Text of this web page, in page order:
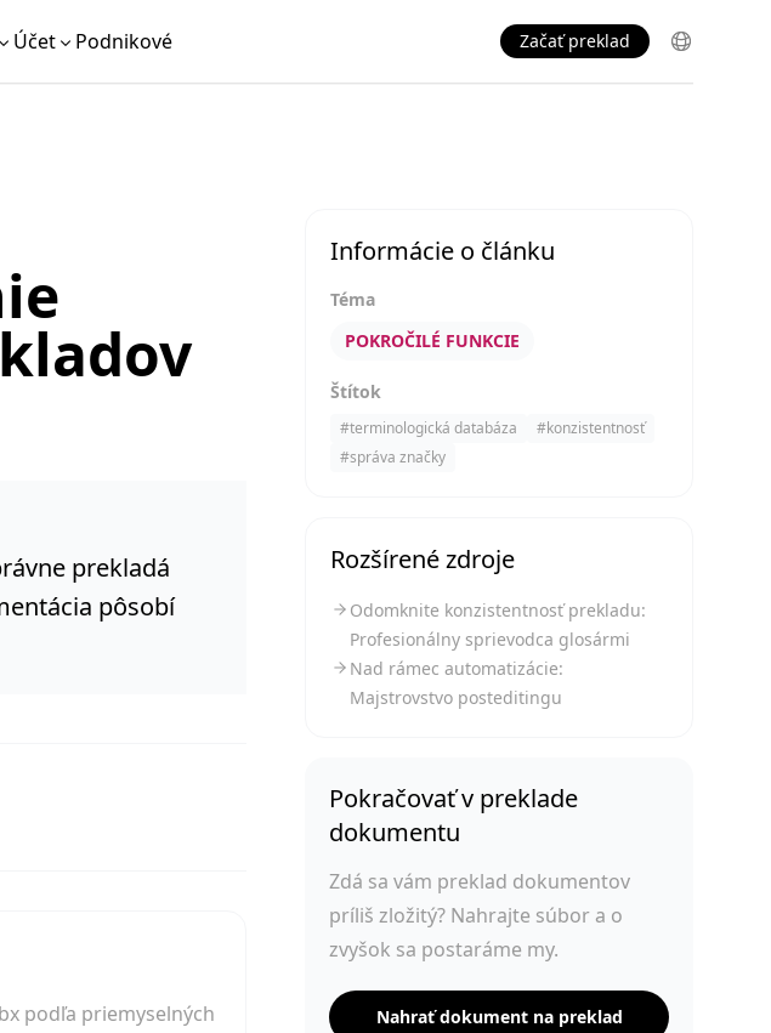
Účet Podnikové Začať preklad
prekladá
pôsobí
podľa priemyselných
Informácie o článku
Téma
POKROČILÉ FUNKCIE
Štítok
#terminologická databáza #konzistentnosť
#správa značky
Rozšírené zdroje
Odomknite konzistentnosť prekladu:
Profesionálny sprievodca glosármi
Nad rámec automatizácie:
Majstrovstvo posteditingu
Pokračovať v preklade
dokumentu
Zdá sa vám preklad dokumentov
príliš zložitý? Nahrajte súbor a o
zvyšok sa postaráme my.
Nahrať dokument na preklad